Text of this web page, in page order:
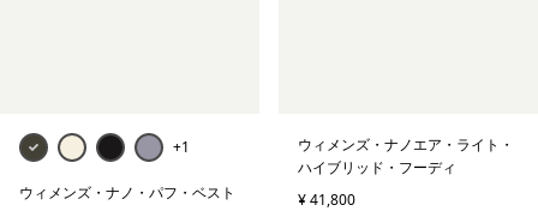
+1
ウィメンズ・ナノ・パフ・ベスト
ウィメンズ・ナノエア・ライト・
ハイブリッド・フーディ
¥ 41,800